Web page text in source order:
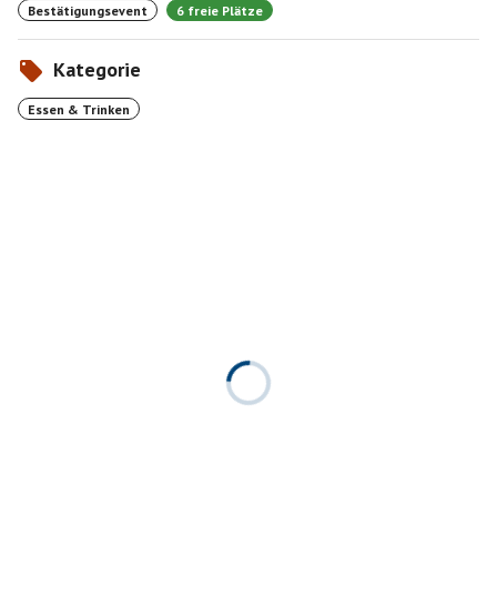
Bestätigungsevent 6 freie Plätze
Kategorie
Essen & Trinken